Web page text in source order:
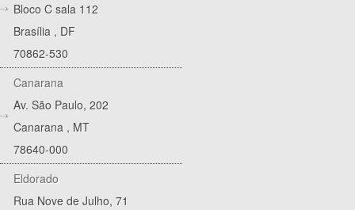
Bloco C sala 112
Brasília , DF
70862-530
Canarana
Av. São Paulo, 202
Canarana , MT
78640-000
Eldorado
Rua Nove de Julho, 71